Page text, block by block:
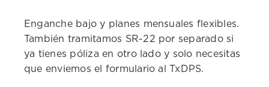
Enganche bajo y planes mensuales flexibles.
También tramitamos SR-22 por separado si
ya tienes póliza en otro lado y solo necesitas
que enviemos el formulario al TxDPS.